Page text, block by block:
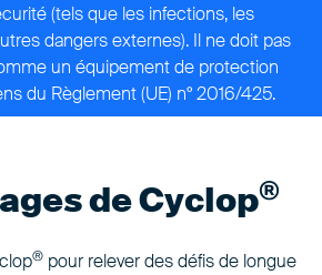
(tels que les infections, les
dangers externes). Il ne doit pas
un équipement de protection
du Règlement (UE) n° 2016/425.
deCyclop®
® pour relever des défis de longue